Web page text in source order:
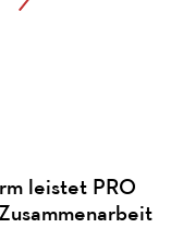
leistet PRO